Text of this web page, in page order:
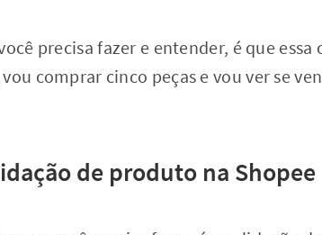
precisa fazer e entender, é que
comprar cinco peças e vou ver se
de produto na Shopee